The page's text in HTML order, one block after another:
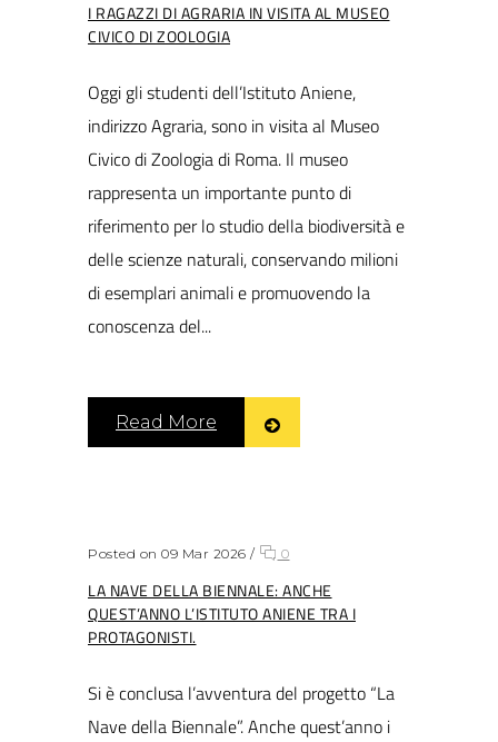
I RAGAZZI DI AGRARIA IN VISITA AL MUSEO
CIVICO DI ZOOLOGIA
Oggi gli studenti dell’Istituto Aniene,
indirizzo Agraria, sono in visita al Museo
Civico di Zoologia di Roma. Il museo
rappresenta un importante punto di
riferimento per lo studio della biodiversità e
delle scienze naturali, conservando milioni
di esemplari animali e promuovendo la
conoscenza del...
Read More
Posted on 09 Mar 2026 / 0
LA NAVE DELLA BIENNALE: ANCHE
QUEST’ANNO L’ISTITUTO ANIENE TRA I
PROTAGONISTI.
Si è conclusa l’avventura del progetto “La
Nave della Biennale”. Anche quest’anno i